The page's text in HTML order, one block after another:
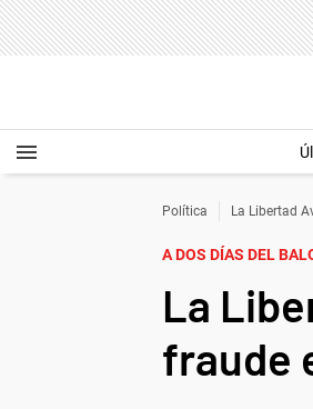
Política La Libertad
A DOS DÍAS DEL
La
fraude